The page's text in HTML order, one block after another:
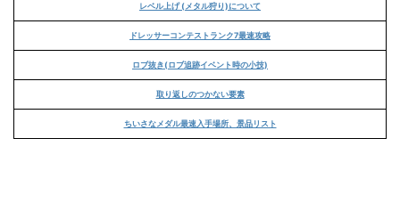
レベル上げ (メタル狩り)について
ドレッサーコンテストランク7最速攻略
ロブ抜き(ロブ追跡イベント時の小技)
取り返しのつかない要素
ちいさなメダル最速入手場所、景品リスト